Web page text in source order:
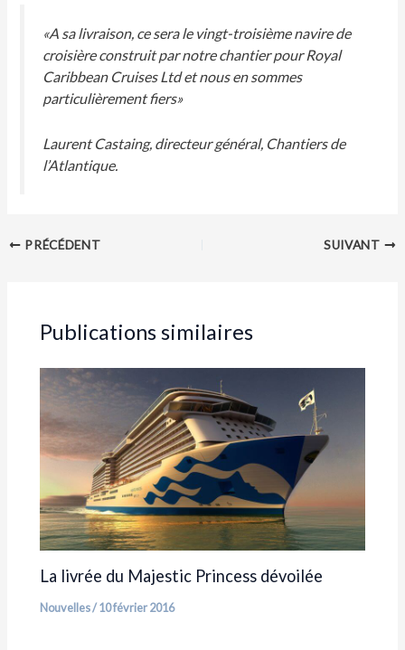
«A sa livraison, ce sera le vingt-troisième navire de
croisière construit par notre chantier pour Royal
Caribbean Cruises Ltd et nous en sommes
particulièrement fiers»
Laurent Castaing, directeur général, Chantiers de
l’Atlantique.
PRÉCÉDENT SUIVANT
Publications similaires
La livrée du Majestic Princess dévoilée
Nouvelles/10 février 2016